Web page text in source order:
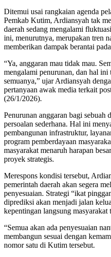
Ditemui usai rangkaian agenda
Pemkab Kutim, Ardiansyah tak
daerah sedang mengalami
ini, menurutnya, merupakan tren
memberikan dampak berantai
“Ya, anggaran mau tidak mau.
mengalami penurunan, dan hal
semuanya,” ujar Ardiansyah
pertanyaan awak media terkait
(26/1/2026).
Penurunan anggaran bagi sebuah
persoalan sederhana. Hal ini
pembangunan infrastruktur,
program pemberdayaan
masyarakat menaruh harapan
proyek strategis.
Merespons kondisi tersebut,
pemerintah daerah akan segera
penyesuaian. Strategi “ikat
diprediksi akan menjadi jalan
kepentingan langsung masyarakat
“Semua akan ada penyesuaian
membangun sesuai dengan
nomor satu di Kutim tersebut.